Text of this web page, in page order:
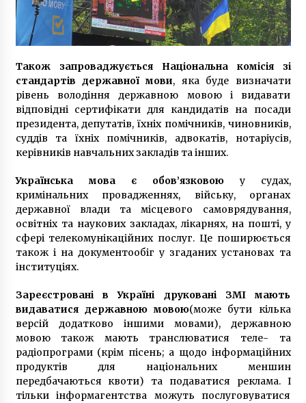
Також запроваджується Національна комісія зі
стандартів державної мови, яка буде визначати
рівень володіння державною мовою і видавати
відповідні сертифікати для кандидатів на посади
президента, депутатів, їхніх помічників, чиновників,
суддів та їхніх помічників, адвокатів, нотаріусів,
керівників навчальних закладів та інших.
Українська мова є обов’язковоюу судах,
кримінальних провадженнях, війську, органах
державної влади та місцевого самоврядування,
освітніх та наукових закладах, лікарнях, на пошті, у
сфері телекомунікаційних послуг. Це поширюється
також і на документообіг у згаданих установах та
інституціях.
Зареєстровані в Україні друковані ЗМІ мають
видаватися державною мовою(може бути кілька
версій додатково іншими мовами), державною
мовою також мають транслюватися теле- та
радіопрограми (крім пісень; а щодо інформаційних
продуктів для національних меншин
передбачаються квоти) та подаватися реклама. І
тільки інформагентства можуть послуговуватися